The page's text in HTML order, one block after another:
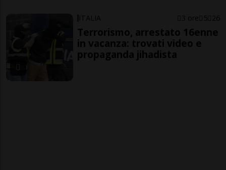
ITALIA 3 ore 5 26
Terrorismo, arrestato 16enne
in vacanza: trovati video e
propaganda jihadista